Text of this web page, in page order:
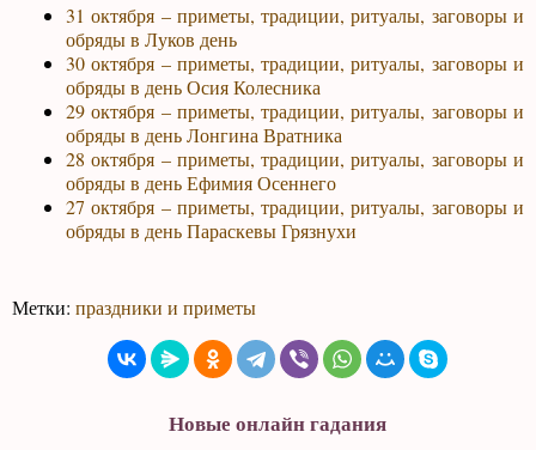
31 октября – приметы, традиции, ритуалы, заговоры и
обряды в Луков день
30 октября – приметы, традиции, ритуалы, заговоры и
обряды в день Осия Колесника
29 октября – приметы, традиции, ритуалы, заговоры и
обряды в день Лонгина Вратника
28 октября – приметы, традиции, ритуалы, заговоры и
обряды в день Ефимия Осеннего
27 октября – приметы, традиции, ритуалы, заговоры и
обряды в день Параскевы Грязнухи
Метки:праздники и приметы
Новые онлайн гадания